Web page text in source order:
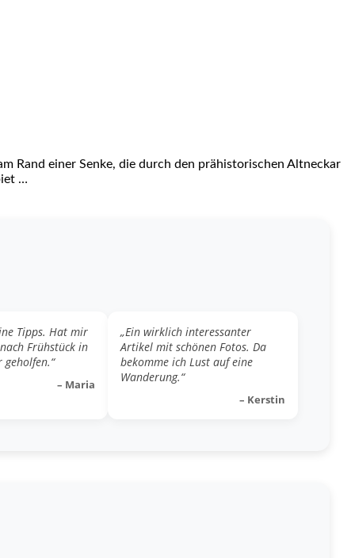
Rand einer Senke, die durch den prähistorischen Altneckar
…
Tipps. Hat mir
Frühstück in
geholfen.“
– Maria
„Ein wirklich interessanter
Artikel mit schönen Fotos. Da
bekomme ich Lust auf eine
Wanderung.“
– Kerstin